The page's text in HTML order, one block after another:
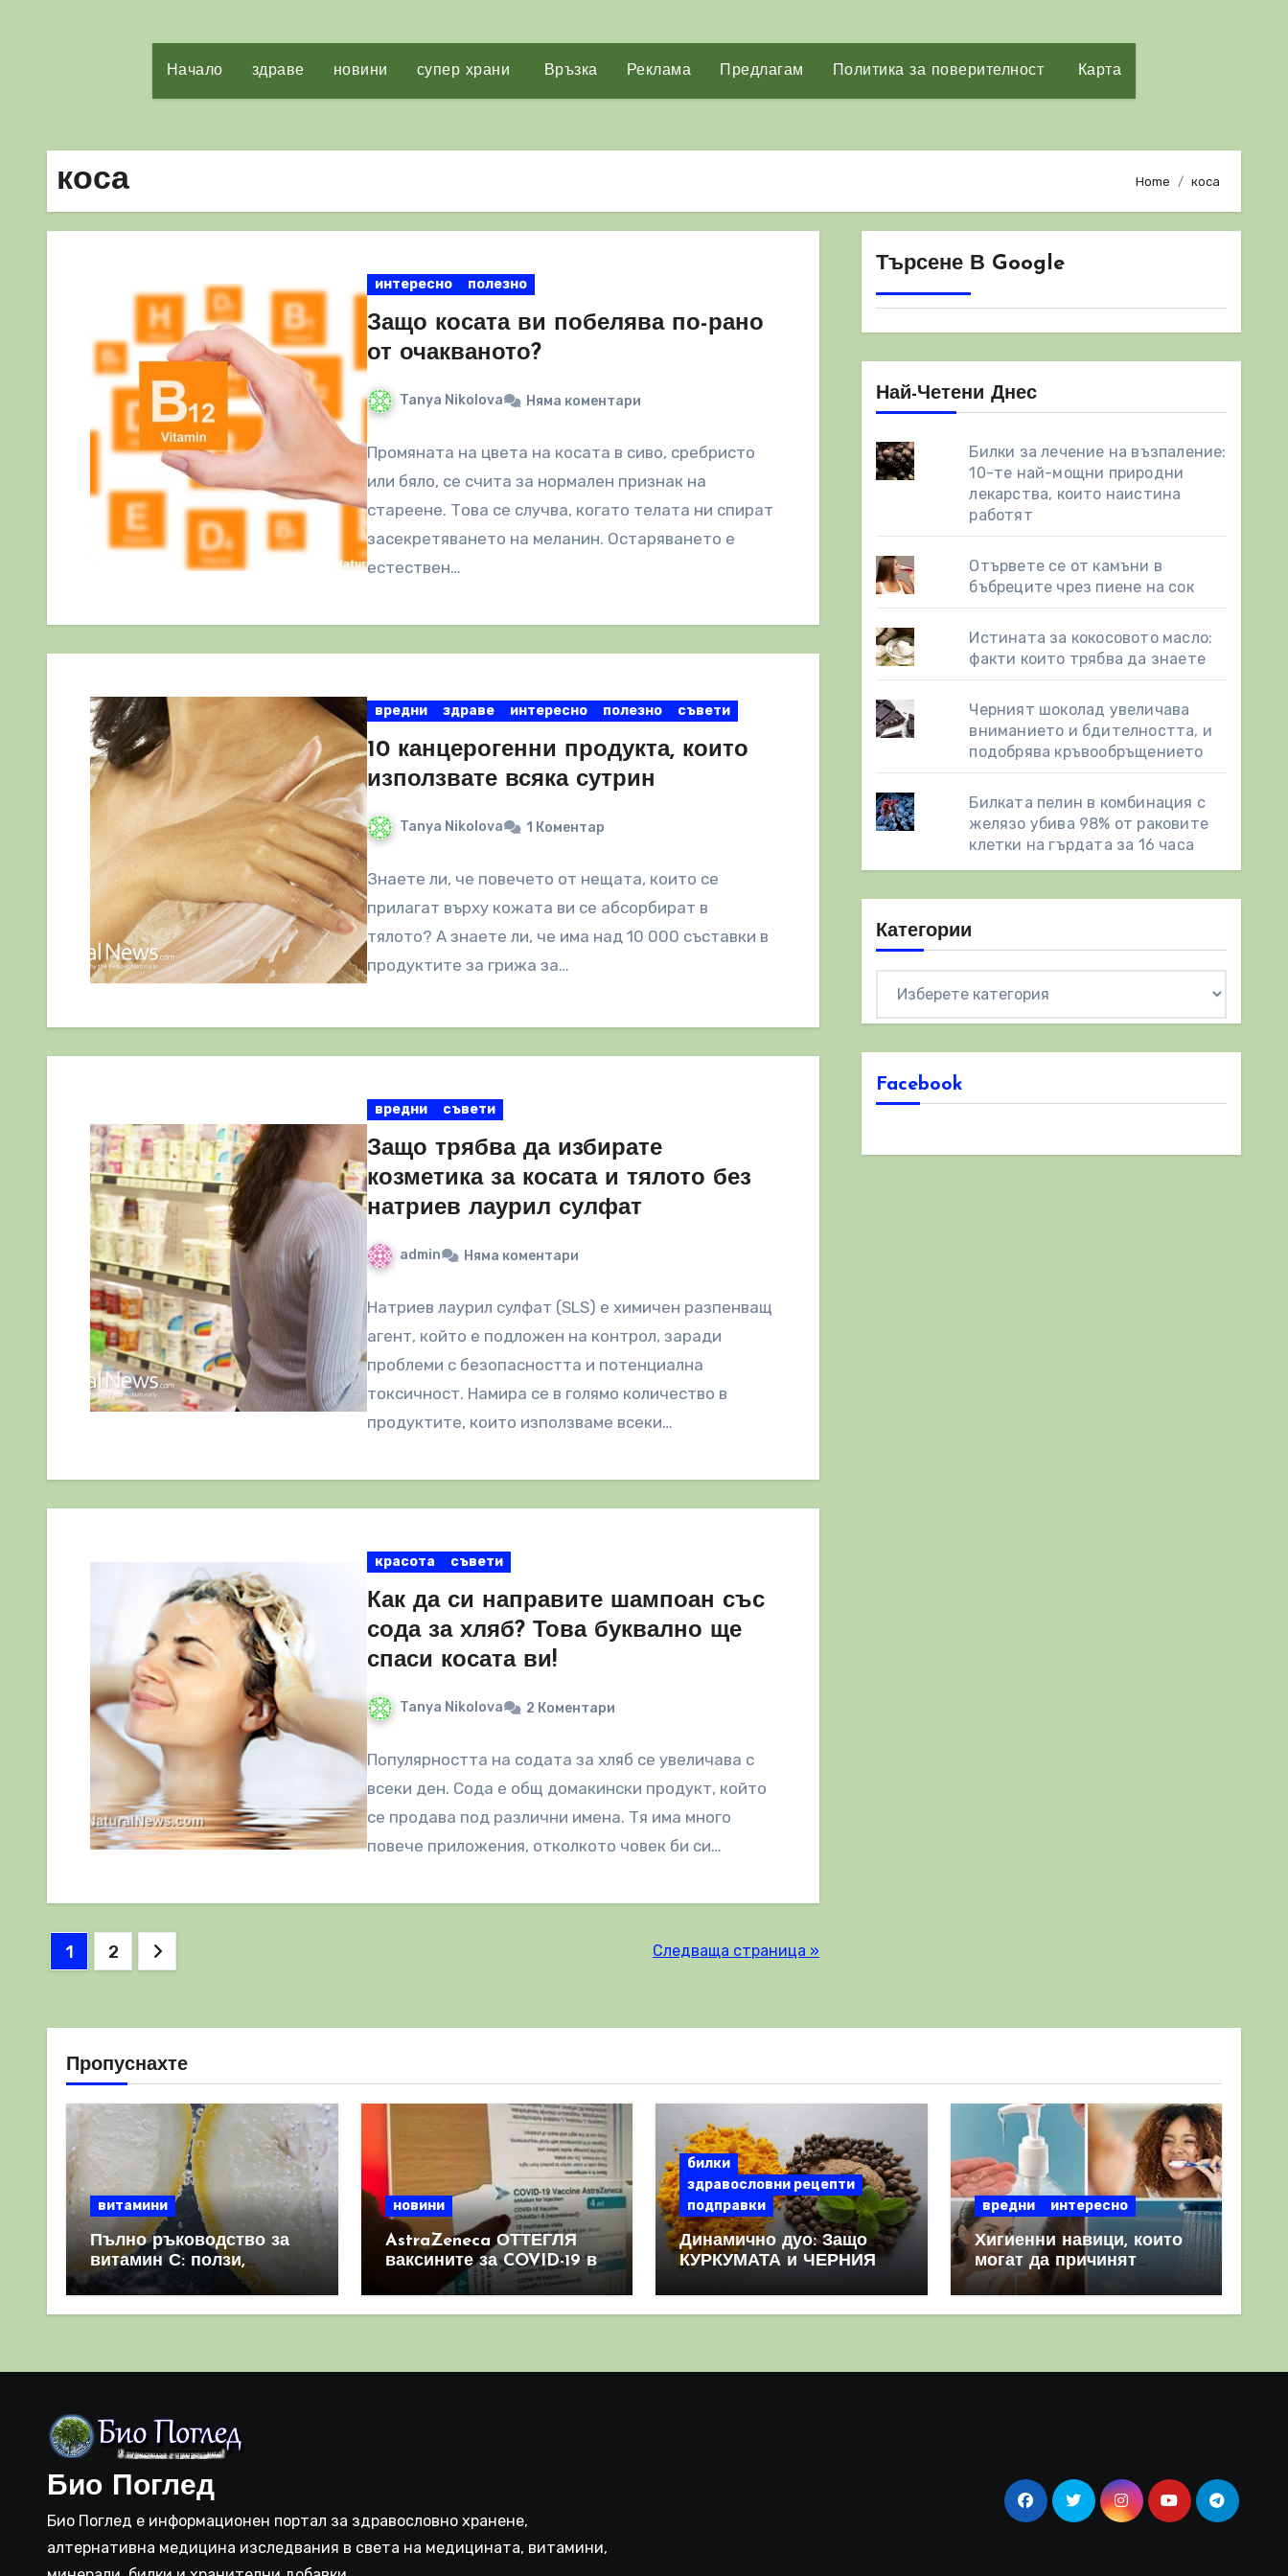
Начало здраве новини супер храни Връзка Реклама Предлагам Политика за поверителност Карта
коса Home коса
интересно полезно
Защо косата ви побелява по-рано
от очакваното?
Tanya Nikolova Няма коментари
Промяната на цвета на косата в сиво, сребристо
или бяло, се счита за нормален признак на
стареене. Това се случва, когато телата ни спират
засекретяването на меланин. Остаряването е
естествен…
вредни здраве интересно полезно съвети
10 канцерогенни продукта, които
използвате всяка сутрин
Tanya Nikolova 1 Коментар
Знаете ли, че повечето от нещата, които се
прилагат върху кожата ви се абсорбират в
тялото? А знаете ли, че има над 10 000 съставки в
продуктите за грижа за…
вредни съвети
Защо трябва да избирате
козметика за косата и тялото без
натриев лаурил сулфат
admin Няма коментари
Натриев лаурил сулфат (SLS) е химичен разпенващ
агент, който е подложен на контрол, заради
проблеми с безопасността и потенциална
токсичност. Намира се в голямо количество в
продуктите, които използваме всеки…
красота съвети
Как да си направите шампоан със
сода за хляб? Това буквално ще
спаси косата ви!
Tanya Nikolova 2 Коментари
Популярността на содата за хляб се увеличава с
всеки ден. Сода е общ домакински продукт, който
се продава под различни имена. Тя има много
повече приложения, отколкото човек би си…
Разделяне
публикациите
на
страници
1 2 Следваща страница »
Търсене В Google
Най-Четени Днес
Билки за лечение на възпаление:
10-те най-мощни природни
лекарства, които наистина
работят
Отървете се от камъни в
бъбреците чрез пиене на сок
Истината за кокосовото масло:
факти които трябва да знаете
Черният шоколад увеличава
вниманието и бдителността, и
подобрява кръвообръщението
Билката пелин в комбинация с
желязо убива 98% от раковите
клетки на гърдата за 16 часа
Категории
Facebook
Пропуснахте
витамини
Пълно ръководство за
витамин С: ползи,
източници и защо е
важен за имунната
новини
AstraZeneca ОТТЕГЛЯ
ваксините за COVID-19 в
световен мащаб, след
като призна, че те
билки
здравословни рецепти
подправки
Динамично дуо: Защо
КУРКУМАТА и ЧЕРНИЯ
комбинация
вредни интересно
Хигиенни навици, които
могат да причинят
повече вреда, отколкото
полза
Био Поглед
Био Поглед е информационен портал за здравословно хранене,
алтернативна медицина изследвания в света на медицината, витамини,